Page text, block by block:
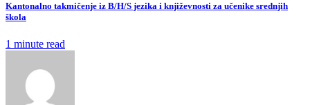
Kantonalno takmičenje iz B/H/S jezika i književnosti za učenike srednjih
škola
1 minute read